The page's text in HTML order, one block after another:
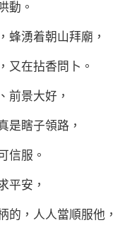
動。
湧着朝山拜廟，
在拈香問卜。
景大好，
瞎子領路，
服。
安，
，人人當順服他，